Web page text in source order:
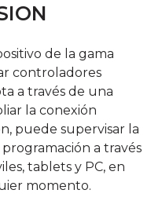
de la gama
controladores
a través de una
la conexión
puede supervisar la
a través
tablets y PC, en
momento.